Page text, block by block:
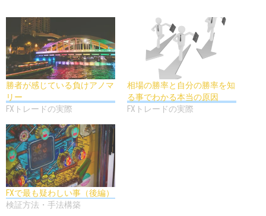
み
中…
勝者が感じている負けアノマ
リー
FXトレードの実際
相場の勝率と自分の勝率を知
る事でわかる本当の原因
FXトレードの実際
FXで最も疑わしい事（後編）
検証方法・手法構築